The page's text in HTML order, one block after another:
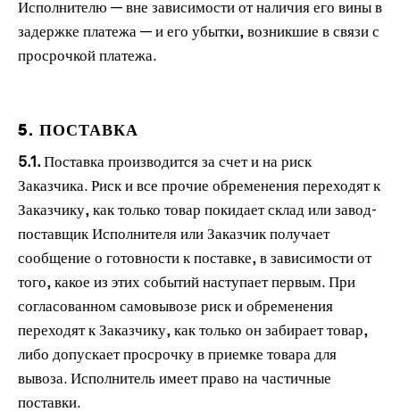
Исполнителю — вне зависимости от наличия его вины в
задержке платежа — и его убытки, возникшие в связи с
просрочкой платежа.
5. ПОСТАВКА
5.1. Поставка производится за счет и на риск
Заказчика. Риск и все прочие обременения переходят к
Заказчику, как только товар покидает склад или завод-
поставщик Исполнителя или Заказчик получает
сообщение о готовности к поставке, в зависимости от
того, какое из этих событий наступает первым. При
согласованном самовывозе риск и обременения
переходят к Заказчику, как только он забирает товар,
либо допускает просрочку в приемке товара для
вывоза. Исполнитель имеет право на частичные
поставки.